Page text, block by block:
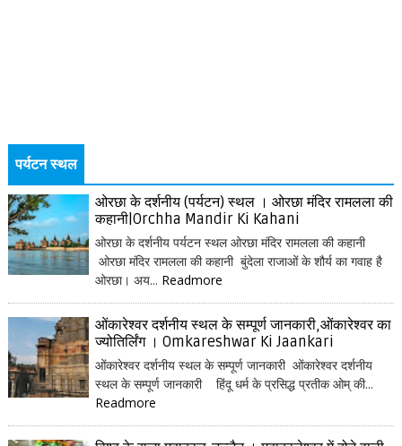
पर्यटन स्थल
ओरछा के दर्शनीय (पर्यटन) स्थल । ओरछा मंदिर रामलला की
कहानी|Orchha Mandir Ki Kahani
ओरछा के दर्शनीय पर्यटन स्थल ओरछा मंदिर रामलला की कहानी
ओरछा मंदिर रामलला की कहानी बुंदेला राजाओं के शौर्य का गवाह है
ओरछा। अय... Readmore
ओंकारेश्वर दर्शनीय स्थल के सम्पूर्ण जानकारी,ओंकारेश्वर का
ज्योतिर्लिंग । Omkareshwar Ki Jaankari
ओंकारेश्वर दर्शनीय स्थल के सम्पूर्ण जानकारी ओंकारेश्वर दर्शनीय
स्थल के सम्पूर्ण जानकारी हिंदू धर्म के प्रसिद्ध प्रतीक ओम् की...
Readmore